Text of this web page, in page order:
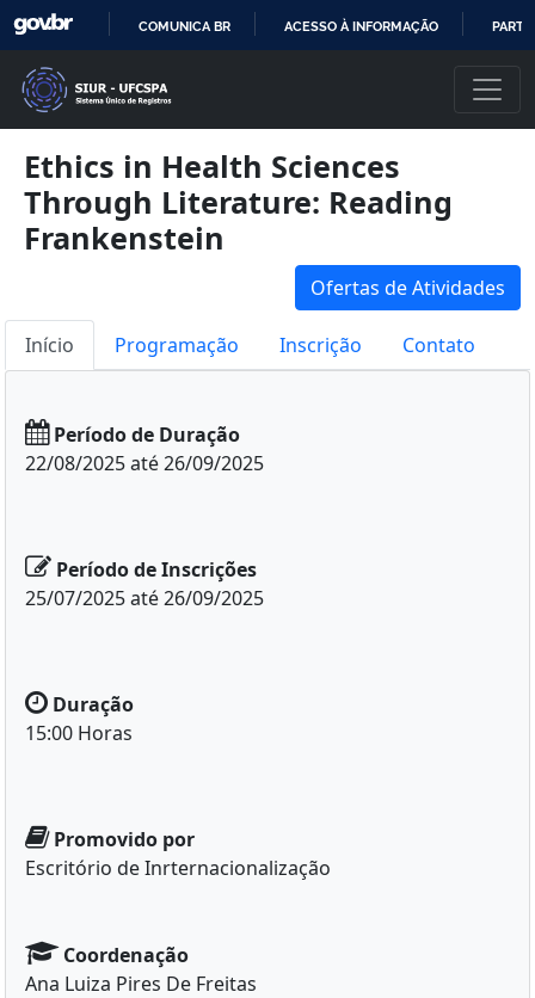
COMUNICA BR ACESSO À INFORMAÇÃO
Ethics in Health Sciences
Through Literature: Reading
Frankenstein
Ofertas de Atividades
Início Programação Inscrição Contato
Período de Duração
22/08/2025 até 26/09/2025
Período de Inscrições
25/07/2025 até 26/09/2025
Duração
15:00 Horas
Promovido por
Escritório de Inrternacionalização
Coordenação
Ana Luiza Pires De Freitas